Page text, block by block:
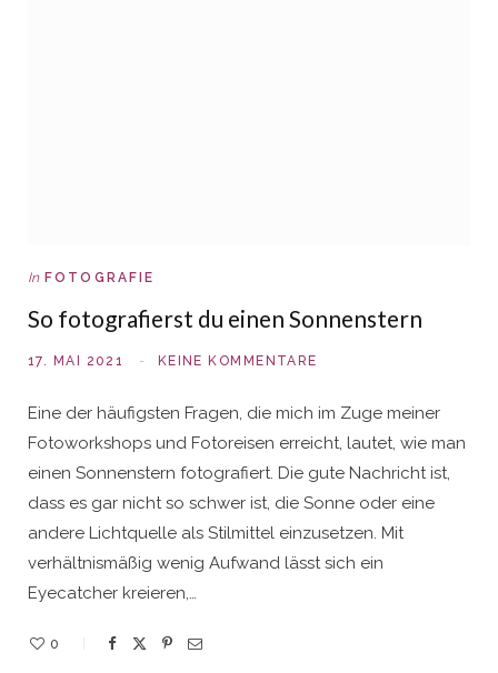
In FOTOGRAFIE
So fotografierst du einen Sonnenstern
17. MAI 2021 KEINE KOMMENTARE
Eine der häufigsten Fragen, die mich im Zuge meiner
Fotoworkshops und Fotoreisen erreicht, lautet, wie man
einen Sonnenstern fotografiert. Die gute Nachricht ist,
dass es gar nicht so schwer ist, die Sonne oder eine
andere Lichtquelle als Stilmittel einzusetzen. Mit
verhältnismäßig wenig Aufwand lässt sich ein
Eyecatcher kreieren,…
0